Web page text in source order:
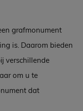
grafmonument
is. Daarom bieden
verschillende
om u te
dat